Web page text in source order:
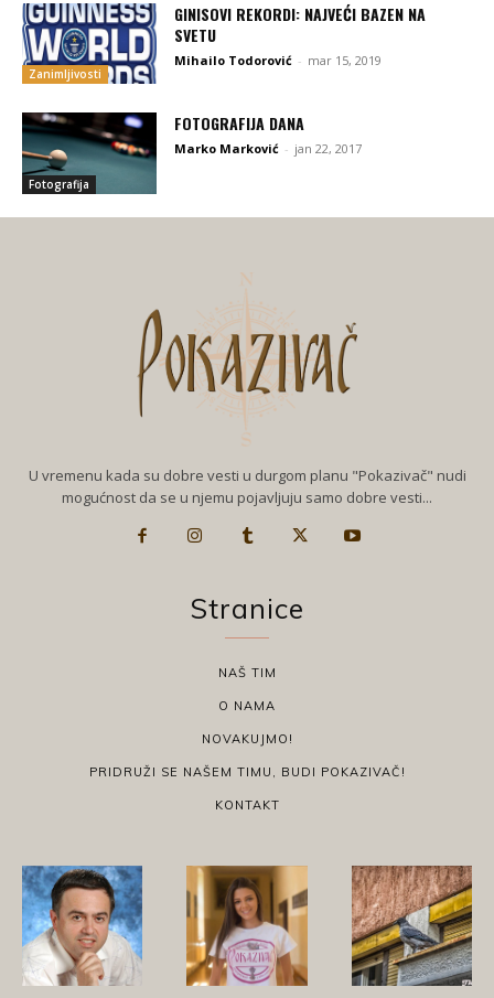
Zanimljivosti
GINISOVI REKORDI: NAJVEĆI BAZEN NA
SVETU
Mihailo Todorović - mar 15, 2019
Fotografija
FOTOGRAFIJA DANA
Marko Marković - jan 22, 2017
U vremenu kada su dobre vesti u durgom planu "Pokazivač" nudi
mogućnost da se u njemu pojavljuju samo dobre vesti...
Stranice
NAŠ TIM
O NAMA
NOVAKUJMO!
PRIDRUŽI SE NAŠEM TIMU, BUDI POKAZIVAČ!
KONTAKT